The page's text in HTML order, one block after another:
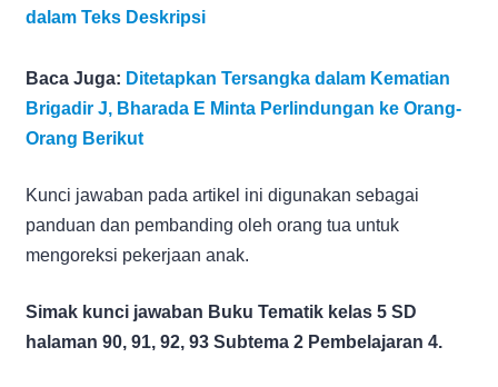
dalam Teks Deskripsi
Baca Juga: Ditetapkan Tersangka dalam Kematian
Brigadir J, Bharada E Minta Perlindungan ke Orang-
Orang Berikut
Kunci jawaban pada artikel ini digunakan sebagai
panduan dan pembanding oleh orang tua untuk
mengoreksi pekerjaan anak.
Simak kunci jawaban Buku Tematik kelas 5 SD
halaman 90, 91, 92, 93 Subtema 2 Pembelajaran 4.